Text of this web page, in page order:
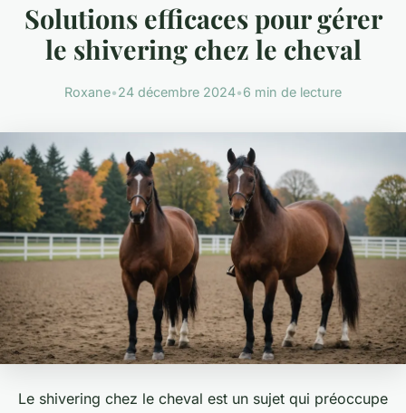
Solutions efficaces pour gérer
le shivering chez le cheval
Roxane•24 décembre 2024•6 min de lecture
Le shivering chez le cheval est un sujet qui préoccupe